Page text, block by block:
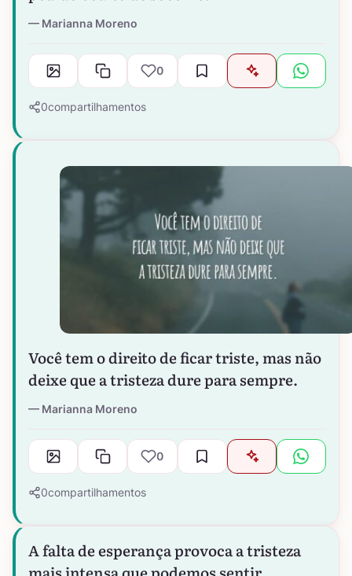
Marianna Moreno
0
0compartilhamentos
Você tem o direito de ficar triste, mas não
deixe que a tristeza dure para sempre.
Marianna Moreno
0
0compartilhamentos
A falta de esperança provoca a tristeza